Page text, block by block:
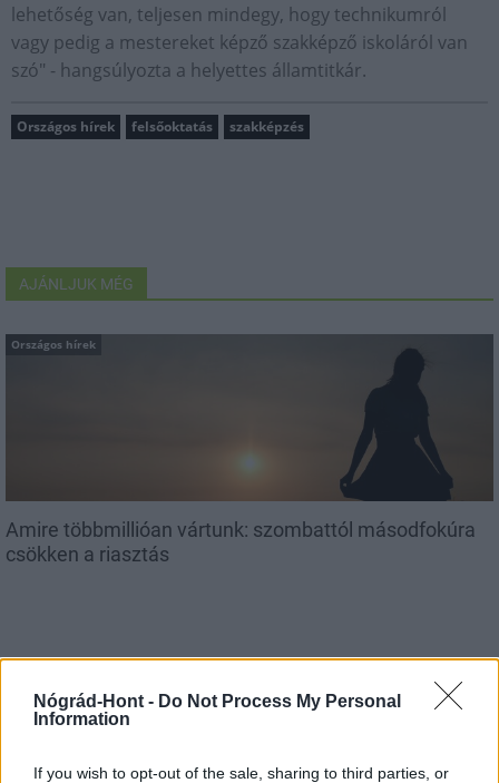
Nógrád-Hont - Do Not Process My Personal
Information
If you wish to opt-out of the sale, sharing to third parties, or
lehetőség van, teljesen mindegy, hogy technikumról
vagy pedig a mestereket képző szakképző iskoláról van
szó" - hangsúlyozta a helyettes államtitkár.
Országos hírek felsőoktatás szakképzés
AJÁNLJUK MÉG
Országos hírek
Amire többmillióan vártunk: szombattól másodfokúra
csökken a riasztás